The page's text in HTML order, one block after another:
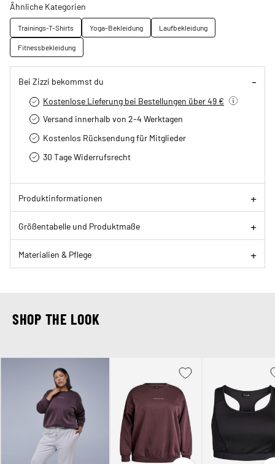
Ähnliche Kategorien
Trainings-T-Shirts Yoga-Bekleidung
Laufbekleidung
Fitnessbekleidung
Bei Zizzi bekommst du
Kostenlose Lieferung bei Bestellungen über 49 €
Versand innerhalb von 2-4 Werktagen
Kostenlos Rücksendung für Mitglieder
30 Tage Widerrufsrecht
Produktinformationen
Größentabelle und Produktmaße
Materialien & Pflege
SHOP THE LOOK